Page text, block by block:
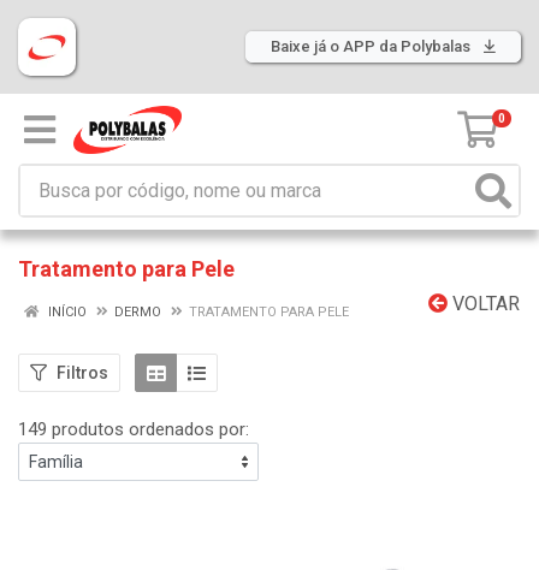
Baixe já o APP da Polybalas
0
Tratamento para Pele
VOLTAR
INÍCIO DERMO TRATAMENTO PARA PELE
Filtros
149 produtos ordenados por: